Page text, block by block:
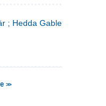
; Hedda Gabler ;
>>